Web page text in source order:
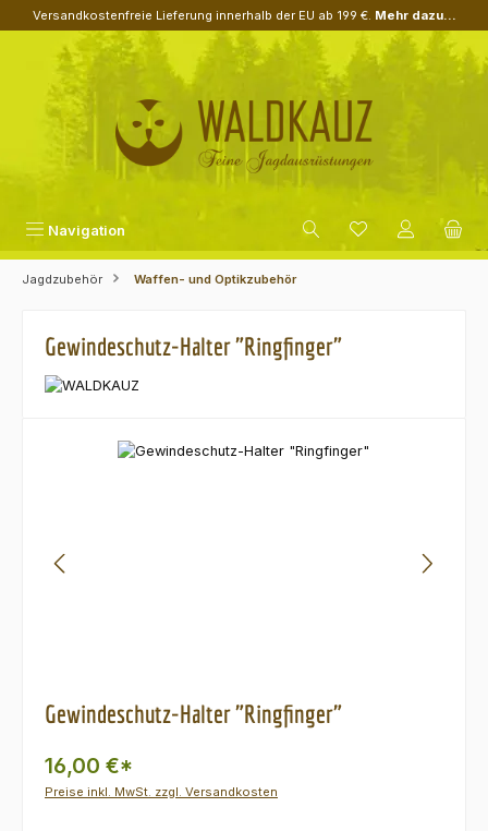
Zum Hauptinhalt springen
Versandkostenfreie Lieferung innerhalb der EU ab 199 €. Mehr dazu...
Navigation
Jagdzubehör Waffen- und Optikzubehör
Gewindeschutz-Halter "Ringfinger"
Bildergalerie überspringen
Gewindeschutz-Halter "Ringfinger"
16,00 €*
Preise inkl. MwSt. zzgl. Versandkosten